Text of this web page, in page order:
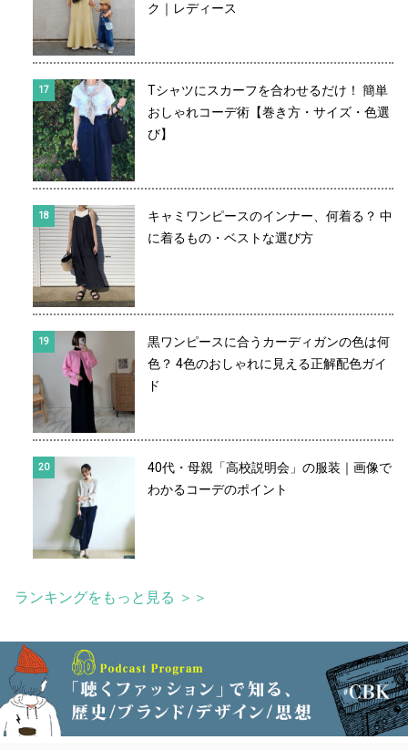
ク｜レディース
Tシャツにスカーフを合わせるだけ！ 簡単
おしゃれコーデ術【巻き方・サイズ・色選
び】
キャミワンピースのインナー、何着る？ 中
に着るもの・ベストな選び方
黒ワンピースに合うカーディガンの色は何
色？ 4色のおしゃれに見える正解配色ガイ
ド
40代・母親「高校説明会」の服装｜画像で
わかるコーデのポイント
ランキングをもっと見る ＞＞